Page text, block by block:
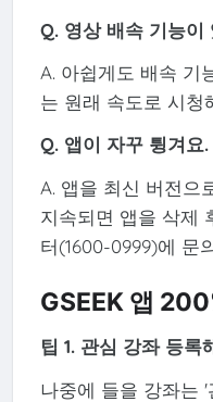
Q. 영상 배속 기능이
A. 아쉽게도 배속 기
는 원래 속도로 시청
Q. 앱이 자꾸 튕겨요.
A. 앱을 최신 버전으
지속되면 앱을 삭제
터(1600-0999)에 문
GSEEK 앱
팁 1. 관심 강좌 등록
나중에 들을 강좌는